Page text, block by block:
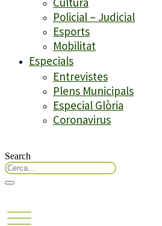
Policial – Judicial
Esports
Mobilitat
Especials
Entrevistes
Plens Municipals
Especial Glòria
Coronavirus
Search